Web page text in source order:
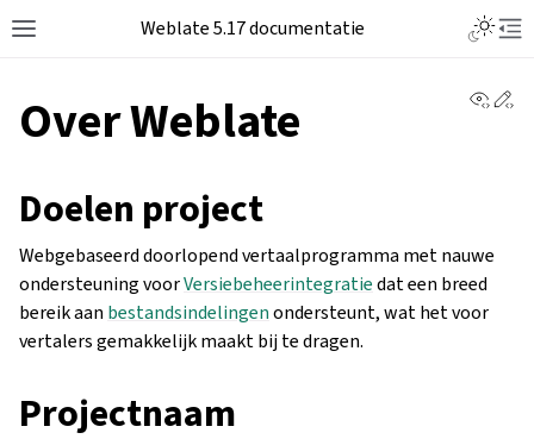
Weblate 5.17 documentatie
Over Weblate
Doelen project
Webgebaseerd doorlopend vertaalprogramma met nauwe
ondersteuning voorVersiebeheerintegratiedat een breed
bereik aan bestandsindelingenondersteunt, wat het voor
vertalers gemakkelijk maakt bij te dragen.
Projectnaam